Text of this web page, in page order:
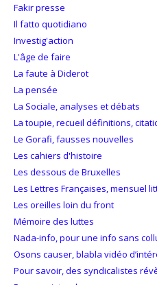
Fakir presse
Il fatto quotidiano
Investig'action
L'âge de faire
La faute à Diderot
La pensée
La Sociale, analyses et débats
La toupie, recueil définitions,
Le Gorafi, fausses nouvelles
Les cahiers d'histoire
Les dessous de Bruxelles
Les Lettres Françaises, mensuel
Les oreilles loin du front
Mémoire des luttes
Nada-info, pour une info sans
Osons causer, blabla vidéo
Pour savoir, des syndicalistes